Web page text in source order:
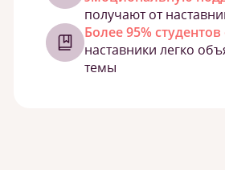
получают от
Более 95%
наставники легко
темы